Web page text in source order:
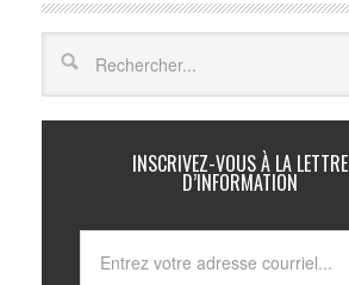
INSCRIVEZ-VOUS À LA LETTRE
D’INFORMATION